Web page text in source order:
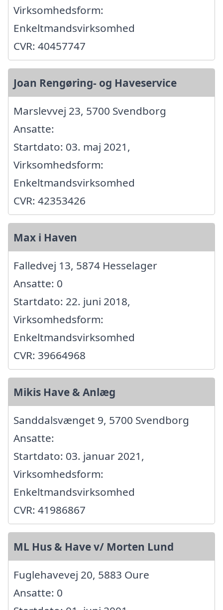
Virksomhedsform:
Enkeltmandsvirksomhed
CVR: 40457747
Joan Rengøring- og Haveservice
Marslevvej 23, 5700 Svendborg
Ansatte:
Startdato: 03. maj 2021,
Virksomhedsform:
Enkeltmandsvirksomhed
CVR: 42353426
Max i Haven
Falledvej 13, 5874 Hesselager
Ansatte: 0
Startdato: 22. juni 2018,
Virksomhedsform:
Enkeltmandsvirksomhed
CVR: 39664968
Mikis Have & Anlæg
Sanddalsvænget 9, 5700 Svendborg
Ansatte:
Startdato: 03. januar 2021,
Virksomhedsform:
Enkeltmandsvirksomhed
CVR: 41986867
ML Hus & Have v/ Morten Lund
Fuglehavevej 20, 5883 Oure
Ansatte: 0